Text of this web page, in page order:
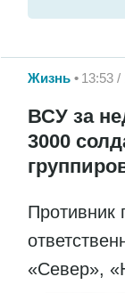
Жизнь 13:53
ВСУ за
3000
Противник
«Север»,